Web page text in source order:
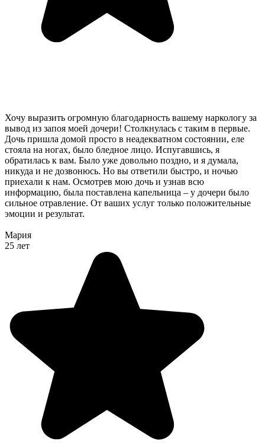
Хочу выразить огромную благодарность вашему наркологу за
вывод из запоя моей дочери! Столкнулась с таким в первые.
Дочь пришла домой просто в неадекватном состоянии, еле
стояла на ногах, было бледное лицо. Испугавшись, я
обратилась к вам. Было уже довольно поздно, и я думала,
никуда и не дозвонюсь. Но вы ответили быстро, и ночью
приехали к нам. Осмотрев мою дочь и узнав всю
информацию, была поставлена капельница – у дочери было
сильное отравление. От ваших услуг только положительные
эмоции и результат.
Мария
25 лет